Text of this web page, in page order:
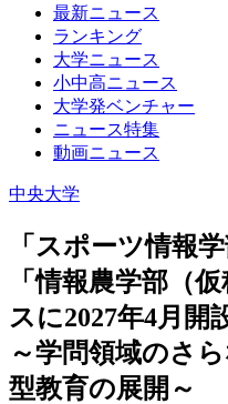
最新ニュース
ランキング
大学ニュース
小中高ニュース
大学発ベンチャー
ニュース特集
動画ニュース
中央大学
「スポーツ情報
「情報農学部（
スに2027年4月開
～学問領域のさ
型教育の展開～